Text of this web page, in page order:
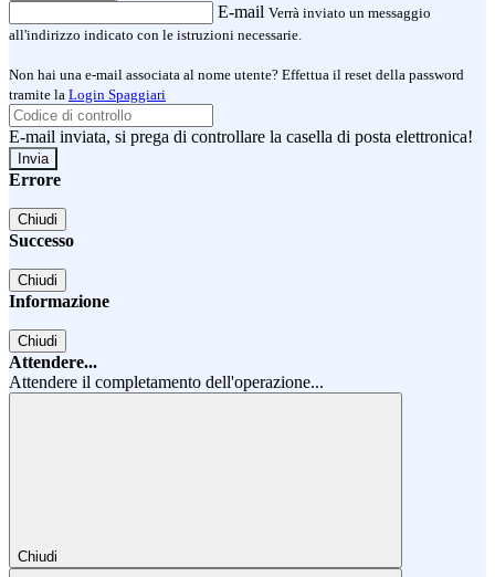
E-mail Verrà inviato un messaggio
all'indirizzo indicato con le istruzioni necessarie.
Non hai una e-mail associata al nome utente? Effettua il reset della password
tramite la Login Spaggiari
E-mail inviata, si prega di controllare la casella di posta elettronica!
Errore
Chiudi
Successo
Chiudi
Informazione
Chiudi
Attendere...
Attendere il completamento dell'operazione...
Chiudi